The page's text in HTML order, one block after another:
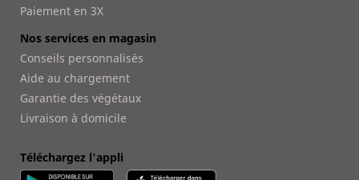
Paiement en 3X
Nos services en magasin
Conseils personnalisés
Aide au chargement
Garantie des végétaux
Livraison à domicile
Téléchargez l'appli